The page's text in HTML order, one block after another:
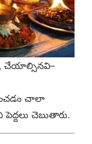
చేయాల్సినవి–
చాలా
పెద్దలు చెబుతారు.